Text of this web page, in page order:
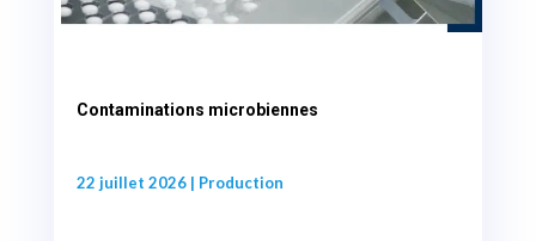
Contaminations microbiennes
22 juillet 2026| Production